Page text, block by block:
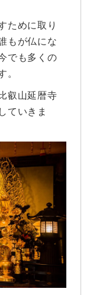
ために取り
もが仏にな
でも多くの
。
叡山延暦寺
ていきま